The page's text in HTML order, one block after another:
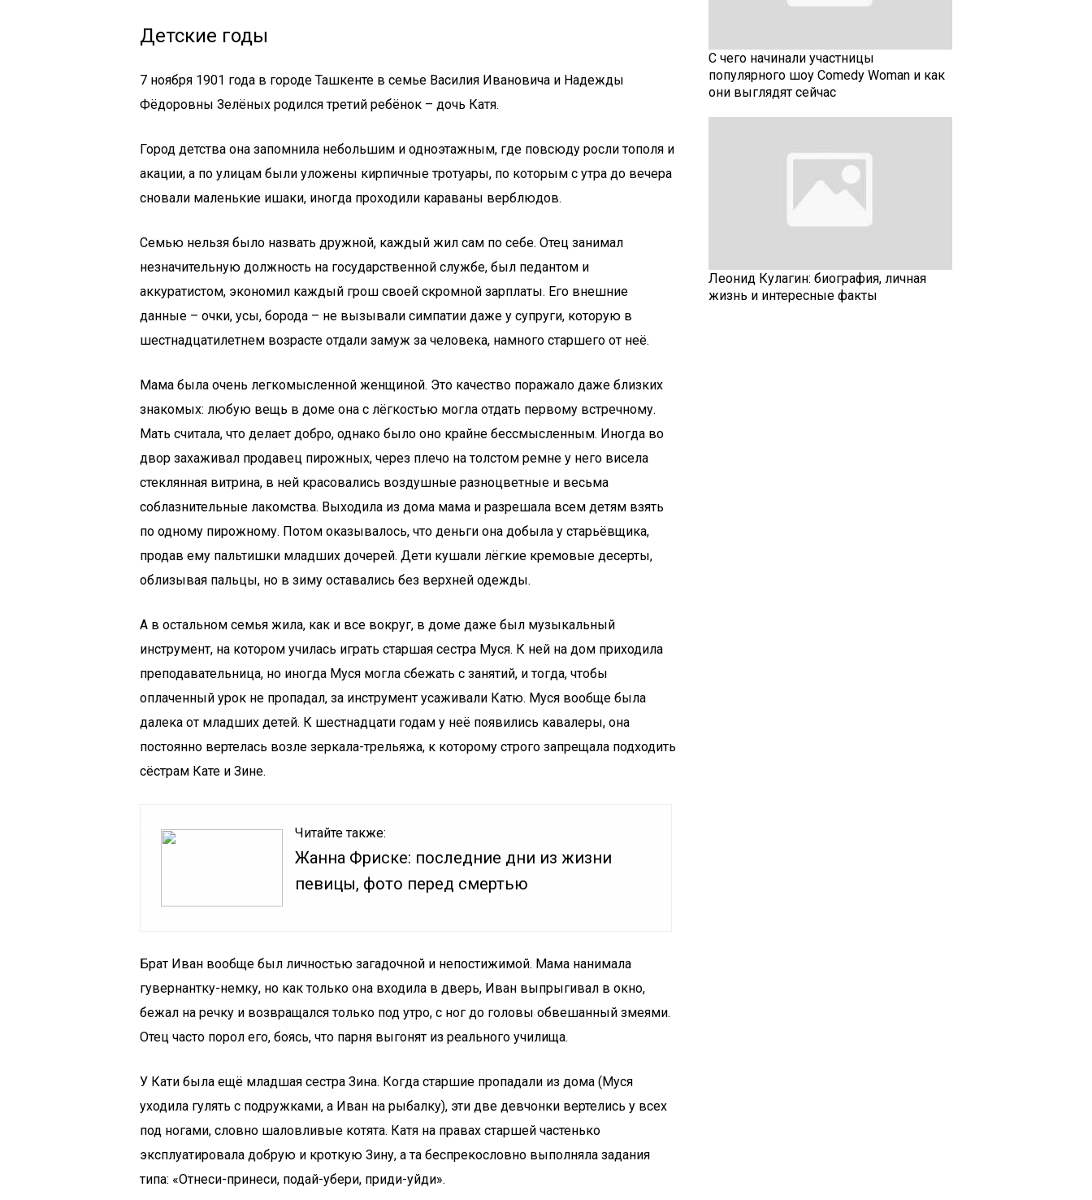
Детские годы
7 ноября 1901 года в городе Ташкенте в семье Василия Ивановича и Надежды
Фёдоровны Зелёных родился третий ребёнок – дочь Катя.
Город детства она запомнила небольшим и одноэтажным, где повсюду росли тополя и
акации, а по улицам были уложены кирпичные тротуары, по которым с утра до вечера
сновали маленькие ишаки, иногда проходили караваны верблюдов.
Семью нельзя было назвать дружной, каждый жил сам по себе. Отец занимал
незначительную должность на государственной службе, был педантом и
аккуратистом, экономил каждый грош своей скромной зарплаты. Его внешние
данные – очки, усы, борода – не вызывали симпатии даже у супруги, которую в
шестнадцатилетнем возрасте отдали замуж за человека, намного старшего от неё.
Мама была очень легкомысленной женщиной. Это качество поражало даже близких
знакомых: любую вещь в доме она с лёгкостью могла отдать первому встречному.
Мать считала, что делает добро, однако было оно крайне бессмысленным. Иногда во
двор захаживал продавец пирожных, через плечо на толстом ремне у него висела
стеклянная витрина, в ней красовались воздушные разноцветные и весьма
соблазнительные лакомства. Выходила из дома мама и разрешала всем детям взять
по одному пирожному. Потом оказывалось, что деньги она добыла у старьёвщика,
продав ему пальтишки младших дочерей. Дети кушали лёгкие кремовые десерты,
облизывая пальцы, но в зиму оставались без верхней одежды.
А в остальном семья жила, как и все вокруг, в доме даже был музыкальный
инструмент, на котором училась играть старшая сестра Муся. К ней на дом приходила
преподавательница, но иногда Муся могла сбежать с занятий, и тогда, чтобы
оплаченный урок не пропадал, за инструмент усаживали Катю. Муся вообще была
далека от младших детей. К шестнадцати годам у неё появились кавалеры, она
постоянно вертелась возле зеркала-трельяжа, к которому строго запрещала подходить
сёстрам Кате и Зине.
Читайте также:
Жанна Фриске: последние дни из жизни
певицы, фото перед смертью
Брат Иван вообще был личностью загадочной и непостижимой. Мама нанимала
гувернантку-немку, но как только она входила в дверь, Иван выпрыгивал в окно,
бежал на речку и возвращался только под утро, с ног до головы обвешанный змеями.
Отец часто порол его, боясь, что парня выгонят из реального училища.
У Кати была ещё младшая сестра Зина. Когда старшие пропадали из дома (Муся
уходила гулять с подружками, а Иван на рыбалку), эти две девчонки вертелись у всех
под ногами, словно шаловливые котята. Катя на правах старшей частенько
эксплуатировала добрую и кроткую Зину, а та беспрекословно выполняла задания
типа: «Отнеси-принеси, подай-убери, приди-уйди».
С чего начинали участницы
популярного шоу Comedy Woman и как
они выглядят сейчас
Леонид Кулагин: биография, личная
жизнь и интересные факты